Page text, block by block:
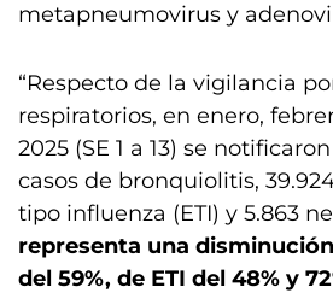
metapneumovirus y
“Respecto de la vigilancia
respiratorios, en enero,
2025 (SE 1 a 13) se
casos de bronquiolitis,
tipo influenza (ETI) y 5.863
representa una
del 59%, de ETI del 48% y